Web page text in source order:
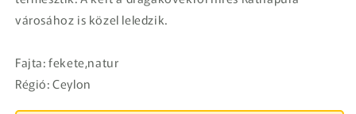
városához is közel leledzik.
Fajta: fekete,natur
Régió: Ceylon